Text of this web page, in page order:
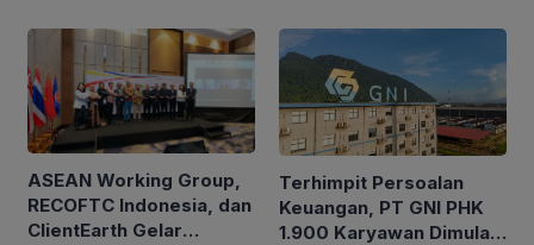
ASEAN Working Group,
RECOFTC Indonesia, dan
ClientEarth Gelar
Terhimpit Persoalan
Keuangan, PT GNI PHK
1.900 Karyawan Dimulai